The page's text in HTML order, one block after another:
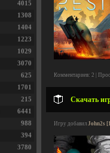
Комментариев: 2 |
Скачать
Игру добавил John2s
4015
1308
1404
1223
1029
3070
625
1701
215
6441
988
394
3780